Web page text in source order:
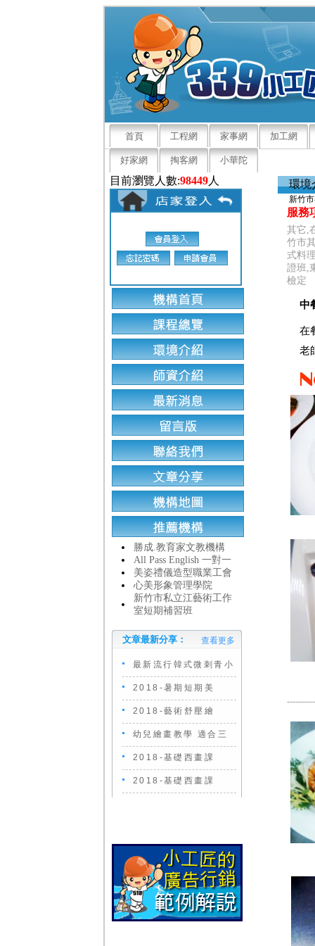
首頁 工程網 家事網 加工網
好家網 掏客網 小華陀
目前瀏覽人數:98449人
勝成.教育家文教機構
All Pass English 一對一
美姿禮儀造型職業工會
心美形象管理學院
新竹市私立江藝術工作
室短期補習班
文章最新分享： 查看更多
最新流行韓式微刺青小
2018-暑期短期美
2018-藝術舒壓繪
幼兒繪畫教學 適合三
2018-基礎西畫課
2018-基礎西畫課
環境
新竹
服務
其它,
竹市
式料
證班,
檢定
中
在
老